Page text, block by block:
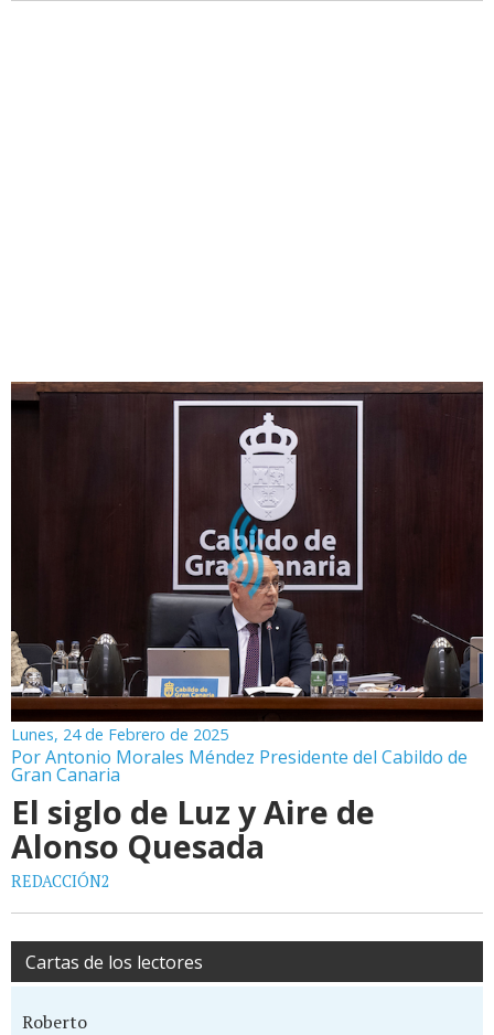
Lunes, 24 de Febrero de 2025
Por Antonio Morales Méndez Presidente del Cabildo de
Gran Canaria
El siglo de Luz y Aire de
Alonso Quesada
REDACCIÓN2
Cartas de los lectores
Roberto